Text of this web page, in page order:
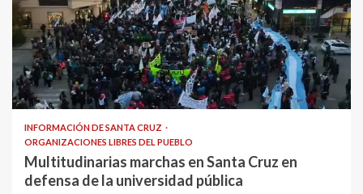
INFORMACIÓN DE SANTA CRUZ
ORGANIZACIONES LIBRES DEL PUEBLO
Multitudinarias marchas en Santa Cruz en
defensa de la universidad pública